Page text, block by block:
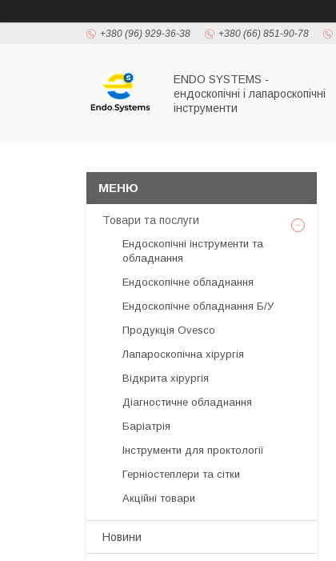
+380 (96) 929-36-38 +380 (66) 851-90-78
ENDO SYSTEMS -
ендоскопічні і лапароскопічні
інструменти
Товари та послуги
Ендоскопічні інструменти та
обладнання
Ендоскопічне обладнання
Ендоскопічне обладнання Б/У
Продукція Ovesco
Лапароскопічна хірургія
Відкрита хірургія
Діагностичне обладнання
Баріатрія
Інструменти для проктології
Герніостеплери та сітки
Акційні товари
Новини